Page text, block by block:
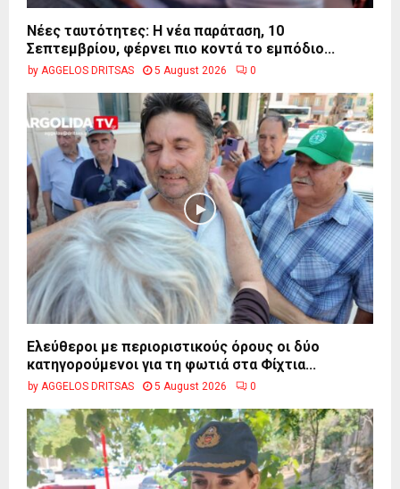
Νέες ταυτότητες: Η νέα παράταση, 10
Σεπτεμβρίου, φέρνει πιο κοντά το εμπόδιο...
by AGGELOS DRITSAS 5 August 2026 0
Ελεύθεροι με περιοριστικούς όρους οι δύο
κατηγορούμενοι για τη φωτιά στα Φίχτια...
by AGGELOS DRITSAS 5 August 2026 0